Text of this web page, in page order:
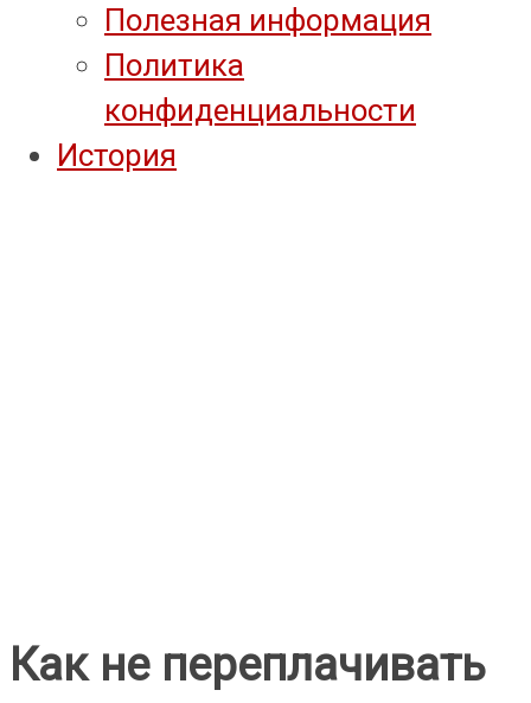
Полезная информация
Политика
конфиденциальности
История
Как не переплачивать